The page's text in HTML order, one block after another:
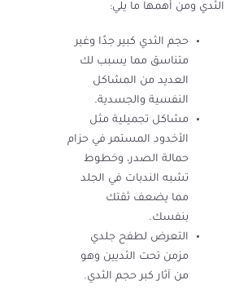
الثدي ومن أهمها ما يلي:
حجم الثدي كبير جدًا وغير
متناسق مما يسبب لك
العديد من المشاكل
النفسية والجسدية.
مشاكل تجميلية مثل
الأخدود المستمر في حزام
حمالة الصدر، وخطوط
تشبه الندبات في الجلد
مما يضعف ثقتك
بنفسك.
التعرض لطفح جلدي
مزمن تحت الثديين وهو
من آثار كبر حجم الثدي.